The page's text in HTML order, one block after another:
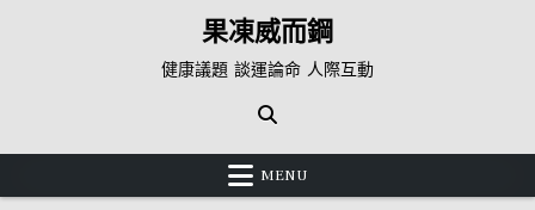
果凍威而鋼
健康議題 談運論命 人際互動
MENU